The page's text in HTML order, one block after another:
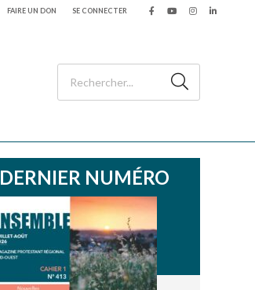
FAIRE UN DON SE CONNECTER
DERNIER NUMÉRO